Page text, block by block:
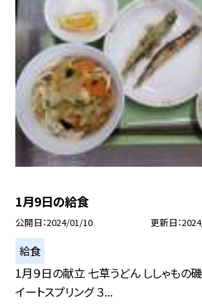
1月9日の給食
公開日 2024/01/10 更新日
給食
1月９日の献立 七草うどん ししゃもの
イートスプリング ３...